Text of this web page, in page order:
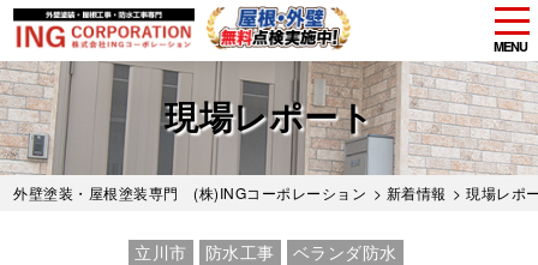
Skip
to
main
content
MENU
現場レポート
外壁塗装・屋根塗装専門 (株)INGコーポレーション > 新着情報 >現場レポ
立川市 防水工事 ベランダ防水